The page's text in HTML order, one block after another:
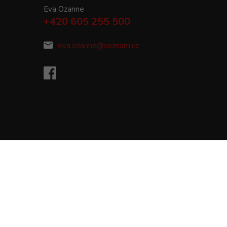
Eva Ozanne
+420 605 255 500
eva.ozanne@seznam.cz